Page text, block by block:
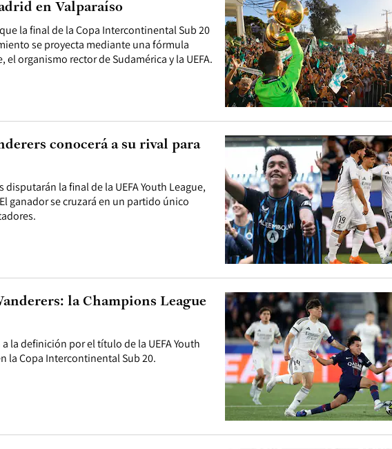
la final de la Copa Intercontinental Sub 20
se proyecta mediante una fórmula
organismo rector de Sudamérica y la UEFA.
en Valparaíso
la final de la UEFA Youth League,
ganador se cruzará en un partido único
conocerá a su rival para
la definición por el título de la UEFA Youth
la Copa Intercontinental Sub 20.
la Champions League